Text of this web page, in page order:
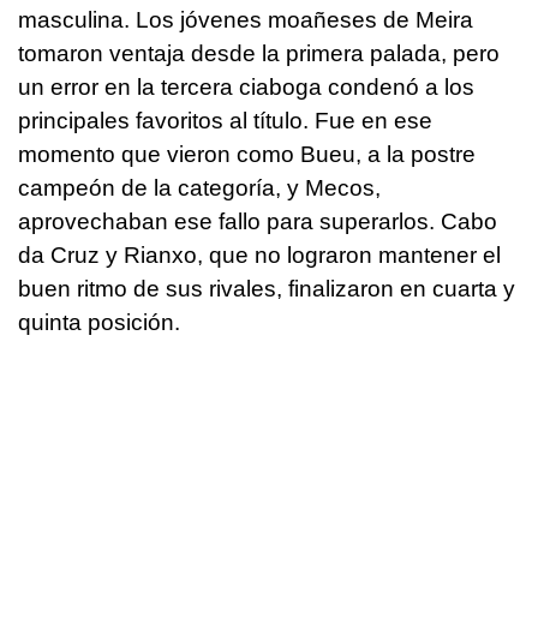
masculina. Los jóvenes moañeses de Meira
tomaron ventaja desde la primera palada, pero
un error en la tercera ciaboga condenó a los
principales favoritos al título. Fue en ese
momento que vieron como Bueu, a la postre
campeón de la categoría, y Mecos,
aprovechaban ese fallo para superarlos. Cabo
da Cruz y Rianxo, que no lograron mantener el
buen ritmo de sus rivales, finalizaron en cuarta y
quinta posición.